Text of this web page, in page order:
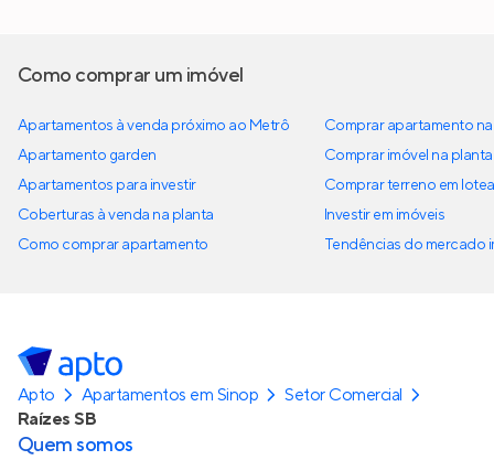
Como comprar um imóvel
Apartamentos à venda próximo ao Metrô
Apartamento garden
Apartamentos para investir
Coberturas à venda na planta
Como comprar apartamento
Comprar apartamento
Comprar imóvel na planta
Comprar terreno em
Investir em imóveis
Tendências do mercado
Apto Apartamentos em Sinop
Setor Comercial
Raízes SB
Quem somos